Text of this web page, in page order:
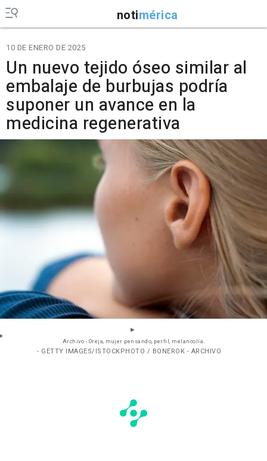
notimérica
10 DE ENERO DE 2025
Un nuevo tejido óseo similar al
embalaje de burbujas podría
suponer un avance en la
medicina regenerativa
Archivo - Oreja, mujer pensando, perfil, melancolía.
- GETTY IMAGES/ISTOCKPHOTO / BONEROK - ARCHIVO